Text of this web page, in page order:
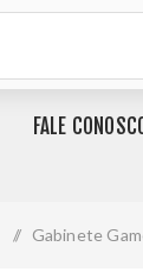
FALE
/ Gabinete